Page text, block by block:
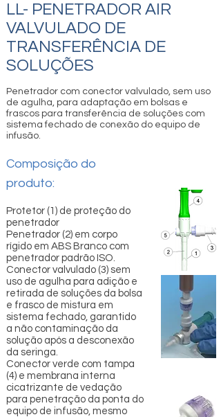
LL- PENETRADOR AIR
VALVULADO DE
TRANSFERÊNCIA DE
SOLUÇÕES
Penetrador com conector valvulado, sem uso
de agulha, para adaptação em bolsas e
frascos para transferência de soluções com
sistema fechado de conexão do equipo de
infusão.
Composição do
produto:
Protetor (1) de proteção do
penetrador
Penetrador (2) em corpo
rígido em ABS Branco com
penetrador padrão ISO.
Conector valvulado (3) sem
uso de agulha para adição e
retirada de soluções da bolsa
e frasco de mistura em
sistema fechado, garantido
a não contaminação da
solução após a desconexão
da seringa.
Conector verde com tampa
(4) e membrana interna
cicatrizante de vedação
para penetração da ponta do
equipo de infusão, mesmo